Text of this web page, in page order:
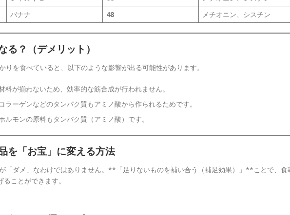
バナナ 48 メチオニン、シスチン
る？（デメリット）
りを食べていると、以下のような影響が出る可能性があります。
料が揃わないため、効率的な筋合成が行われません。
ラーゲンなどのタンパク質もアミノ酸から作られるためです。
ルモンの原料もタンパク質（アミノ酸）です。
を「お宝」に変える方法
「ダメ」なわけではありません。**「足りないものを補い合う（補足効果）」**ことで、食
ことができます。